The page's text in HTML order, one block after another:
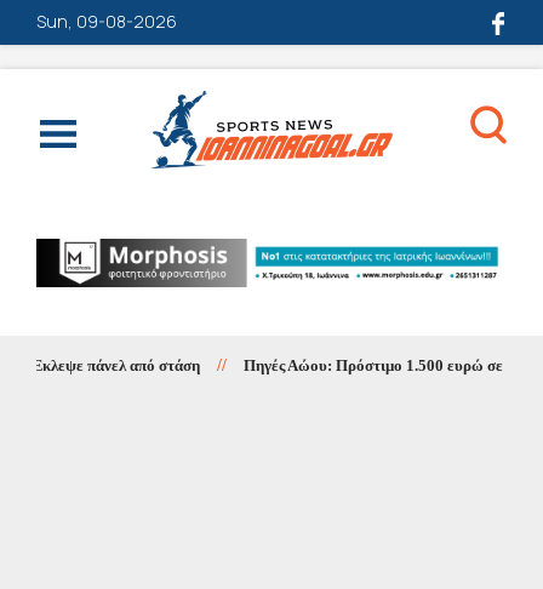
Sun, 09-08-2026
Έκλεψε πάνελ από στάση // Πηγές Αώου: Πρόστιμο 1.500 ευρώ σε